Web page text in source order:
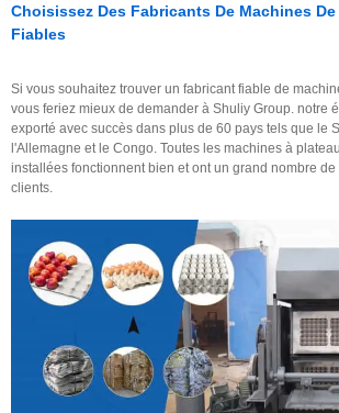
Choisissez Des Fabricants De Machines
Fiables
Si vous souhaitez trouver un fabricant fiable de
vous feriez mieux de demander à Shuliy Group. notre
exporté avec succès dans plus de 60 pays tels que le
l'Allemagne et le Congo. Toutes les machines à
installées fonctionnent bien et ont un grand nombre
clients.